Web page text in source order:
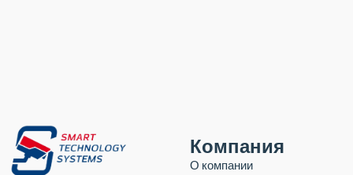
Компания
О компании